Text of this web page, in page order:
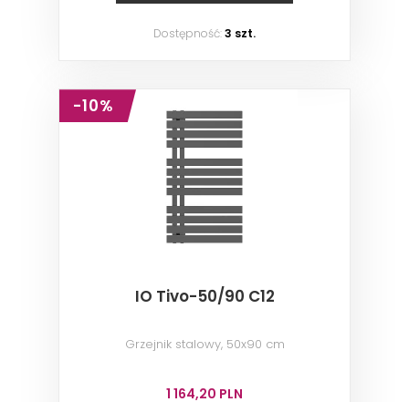
Dostępność:3 szt.
-10%
IO Tivo-50/90 C12
Grzejnik stalowy, 50x90 cm
1 164,20 PLN